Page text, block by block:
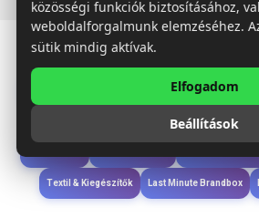
Étkezés & Ivás
Wellness & Ápolás
Textil & Kiegészítők Last Minute Brandbox
közösségi funkciók biztosításához,
weboldalforgalmunk elemzéséhez.
sütik mindig aktívak.
Elfogadom
Beállítások